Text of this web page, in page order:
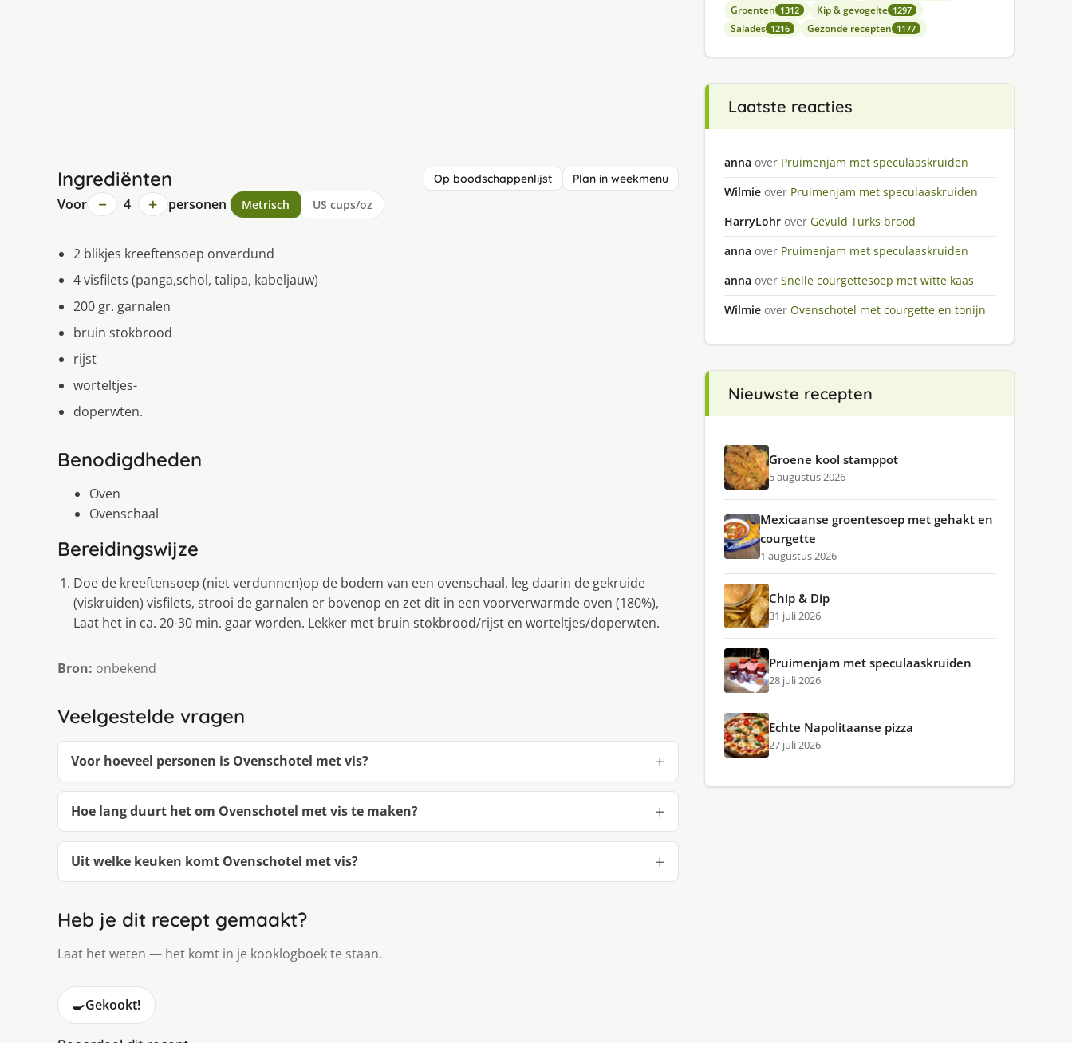
Ingrediënten Op boodschappenlijst Plan in weekmenu
Voor − 4 + personen Metrisch US cups/oz
2 blikjes kreeftensoep onverdund
4 visfilets (panga,schol, talipa, kabeljauw)
200 gr. garnalen
bruin stokbrood
rijst
worteltjes-
doperwten.
Benodigdheden
Oven
Ovenschaal
Bereidingswijze
Doe de kreeftensoep (niet verdunnen)op de bodem van een ovenschaal, leg daarin de gekruide
(viskruiden) visfilets, strooi de garnalen er bovenop en zet dit in een voorverwarmde oven (180%),
Laat het in ca. 20-30 min. gaar worden. Lekker met bruin stokbrood/rijst en worteltjes/doperwten.
Bron: onbekend
Veelgestelde vragen
Voor hoeveel personen is Ovenschotel met vis?
Hoe lang duurt het om Ovenschotel met vis te maken?
Uit welke keuken komt Ovenschotel met vis?
Heb je dit recept gemaakt?
Laat het weten — het komt in je kooklogboek te staan.
🍳Gekookt!
Groenten 1312 Kip & gevogelte 1297
Salades 1216 Gezonde recepten 1177
Laatste reacties
anna over Pruimenjam met speculaaskruiden
Wilmie over Pruimenjam met speculaaskruiden
HarryLohr over Gevuld Turks brood
anna over Pruimenjam met speculaaskruiden
anna over Snelle courgettesoep met witte kaas
Wilmie over Ovenschotel met courgette en tonijn
Nieuwste recepten
Groene kool stamppot
5 augustus 2026
Mexicaanse groentesoep met gehakt en
courgette
1 augustus 2026
Chip & Dip
31 juli 2026
Pruimenjam met speculaaskruiden
28 juli 2026
Echte Napolitaanse pizza
27 juli 2026